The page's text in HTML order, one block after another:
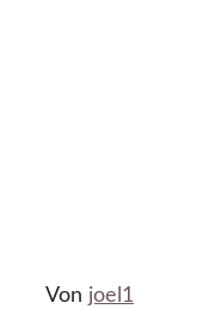
Von joel1